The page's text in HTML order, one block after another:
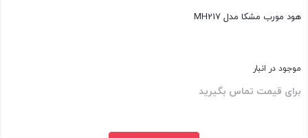
هود مورب مشکا مدل MH217
موجود در انبار
برای قیمت تماس بگیرید